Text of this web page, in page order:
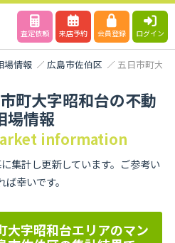
査定依頼 来店予約 会員登録 ログイン
場情報 広島市佐伯区 五日市町大
町大字昭和台の不動
場情報
information
集計し更新しています。ご参考い
ば幸いです。
大字昭和台エリアのマン